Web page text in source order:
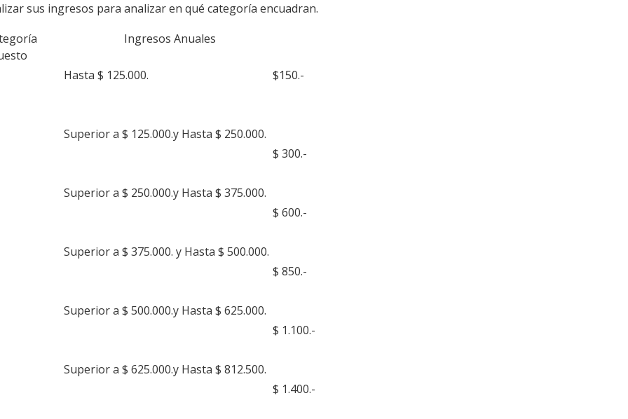
sus ingresos para analizar en qué categoría encuadran.
Ingresos Anuales
Hasta $ 125.000.
$150.-
Superior a $ 125.000.y Hasta $ 250.000.
$ 300.-
Superior a $ 250.000.y Hasta $ 375.000.
$ 600.-
Superior a $ 375.000. y Hasta $ 500.000.
$ 850.-
Superior a $ 500.000.y Hasta $ 625.000.
$ 1.100.-
Superior a $ 625.000.y Hasta $ 812.500.
$ 1.400.-